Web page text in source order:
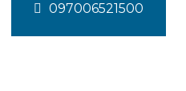
097006521500